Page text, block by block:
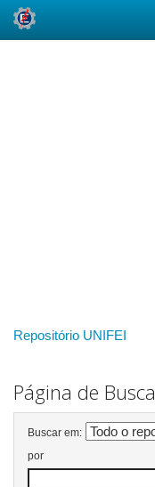
Repositório UNIFEI
Página de Busca
Buscar em:
por